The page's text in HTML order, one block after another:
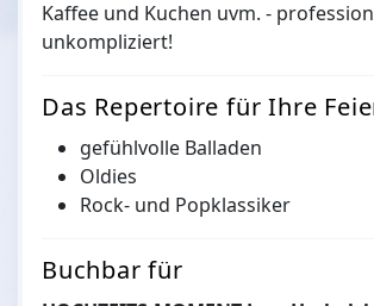
Kaffee und Kuchen uvm. -
unkompliziert!
Das Repertoire für Ihre
gefühlvolle Balladen
Oldies
Rock- und Popklassiker
Buchbar für